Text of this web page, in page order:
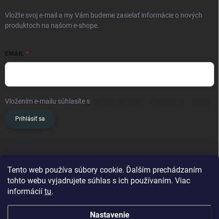
Tento web používa súbory cookie. Ďalším prechádzaním
tohto webu vyjadrujete súhlas s ich používaním. Viac
informácií tu.
Nastavenie
Vložte svoj e-mail a my Vám budeme zasielať informácie o nových
produktoch na našom e-shope.
EMAIL
Vložením e-mailu súhlasíte s
Prihlásiť sa
@ oslavanslovakia.sk
+421 945 460 201